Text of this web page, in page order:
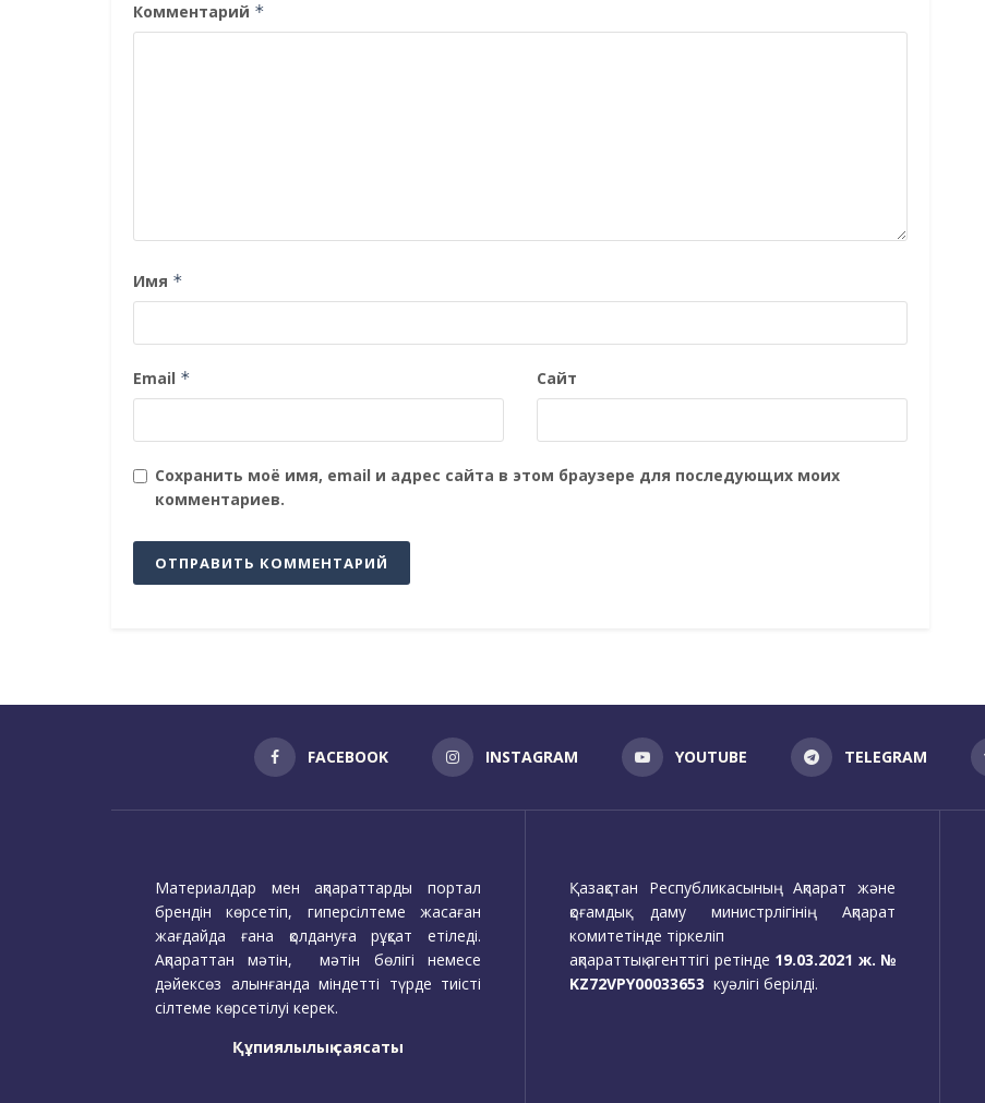
Комментарий *
Имя *
Email * Сайт
Сохранить моё имя, email и адрес сайта в этом браузере для последующих моих
комментариев.
FACEBOOK INSTAGRAM YOUTUBE TELEGRAM
Материалдар мен ақпараттарды портал
брендін көрсетіп, гиперсілтеме жасаған
жағдайда ғана қолдануға рұқсат етіледі.
Ақпараттан мәтін, мәтін бөлігі немесе
дәйексөз алынғанда міндетті түрде тиісті
сілтеме көрсетілуі керек.
Құпиялылық саясаты
Қазақстан Республикасының Ақпарат және
қоғамдық даму министрлігінің Ақпарат
комитетінде тіркеліп
ақпараттық агенттігі ретінде 19.03.2021 ж. №
KZ72VPY00033653 куәлігі берілді.